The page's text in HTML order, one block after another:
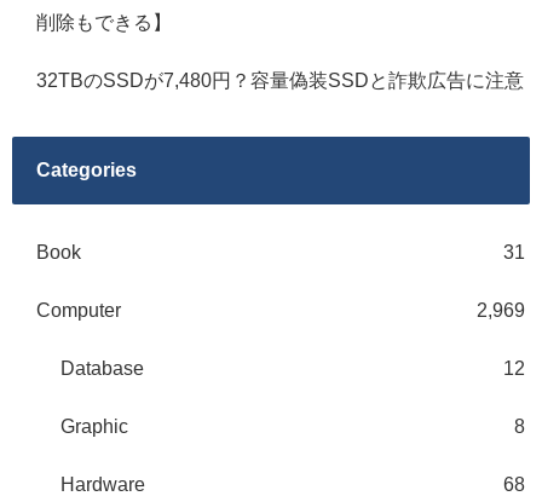
削除もできる】
32TBのSSDが7,480円？容量偽装SSDと詐欺広告に注意
Categories
Book 31
Computer 2,969
Database 12
Graphic 8
Hardware 68